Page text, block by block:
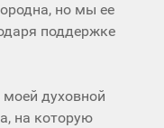
но мы ее
поддержке
духовной
на которую